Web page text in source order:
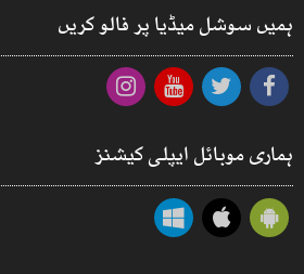
ہمیں سوشل میڈیا پر فالو کریں
ہماری موبائل ایپلی کیشنز